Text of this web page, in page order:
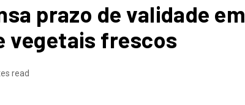
prazo de validade em
vegetais frescos
read